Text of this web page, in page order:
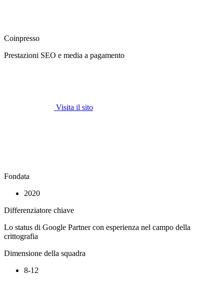
Coinpresso
Prestazioni SEO e media a pagamento
Visita il sito
Fondata
2020
Differenziatore chiave
Lo status di Google Partner con esperienza nel campo della
crittografia
Dimensione della squadra
8-12